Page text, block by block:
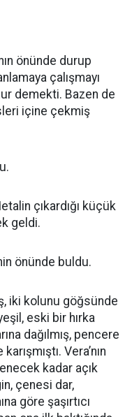
önünde durup
çalışmayı
demekti. Bazen de
içine çekmiş
çıkardığı küçük
geldi.
önünde buldu.
iki kolunu göğsünde
eski bir hırka
dağılmış, pencere
Vera’nın
kadar açık
çenesi dar,
göre şaşırtıcı